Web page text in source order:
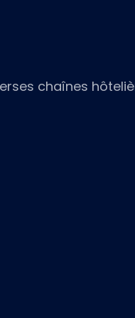
chaînes